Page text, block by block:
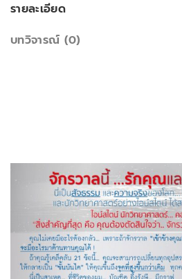
รายละเอียด
บทวิจารณ์ (0)